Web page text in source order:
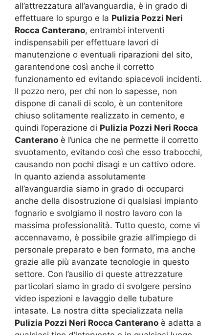
all’attrezzatura all’avanguardia, è in grado di
effettuare lo spurgo e la Pulizia Pozzi Neri
Rocca Canterano, entrambi interventi
indispensabili per effettuare lavori di
manutenzione o eventuali riparazioni del sito,
garantendone così anche il corretto
funzionamento ed evitando spiacevoli incidenti.
Il pozzo nero, per chi non lo sapesse, non
dispone di canali di scolo, è un contenitore
chiuso solitamente realizzato in cemento, e
quindi l’operazione di Pulizia Pozzi Neri Rocca
Canterano è l’unica che ne permette il corretto
svuotamento, evitando così che esso trabocchi,
causando non pochi disagi e un cattivo odore.
In quanto azienda assolutamente
all’avanguardia siamo in grado di occuparci
anche della disostruzione di qualsiasi impianto
fognario e svolgiamo il nostro lavoro con la
massima professionalità. Tutto questo, come vi
accennavamo, è possibile grazie all’impiego di
personale preparato e ben formato, ma anche
grazie alle più avanzate tecnologie in questo
settore. Con l’ausilio di queste attrezzature
particolari siamo in grado di svolgere persino
video ispezioni e lavaggio delle tubature
intasate. La nostra ditta specializzata nella
Pulizia Pozzi Neri Rocca Canterano è adatta a